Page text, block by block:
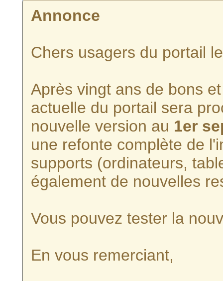
Annonce
Chers usagers du portail
Après vingt ans de bons
actuelle du portail sera
nouvelle version au 1er
une refonte complète de
supports (ordinateurs,
également de nouvelles
Vous pouvez tester la
En vous remerciant,